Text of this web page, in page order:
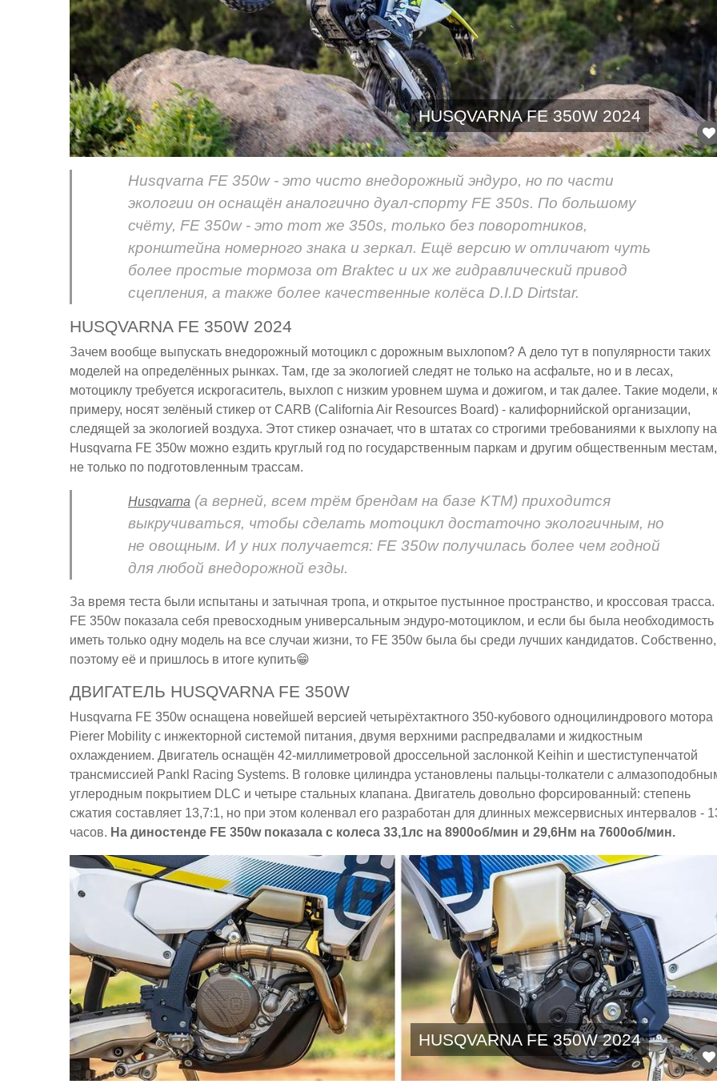
HUSQVARNA FE 350W 2024
Husqvarna FE 350w - это чисто внедорожный эндуро, но по части
экологии он оснащён аналогично дуал-спорту FE 350s. По большому
счёту, FE 350w - это тот же 350s, только без поворотников,
кронштейна номерного знака и зеркал. Ещё версию w отличают чуть
более простые тормоза от Braktec и их же гидравлический привод
сцепления, а также более качественные колёса D.I.D Dirtstar.
HUSQVARNA FE 350W 2024
Зачем вообще выпускать внедорожный мотоцикл с дорожным выхлопом? А дело тут в популярности таких
моделей на определённых рынках. Там, где за экологией следят не только на асфальте, но и в лесах,
мотоциклу требуется искрогаситель, выхлоп с низким уровнем шума и дожигом, и так далее. Такие модели, к
примеру, носят зелёный стикер от CARB (California Air Resources Board) - калифорнийской организации,
следящей за экологией воздуха. Этот стикер означает, что в штатах со строгими требованиями к выхлопу на
Husqvarna FE 350w можно ездить круглый год по государственным паркам и другим общественным
не только по подготовленным трассам.
Husqvarna (а верней, всем трём брендам на базе KTM) приходится
выкручиваться, чтобы сделать мотоцикл достаточно экологичным, но
не овощным. И у них получается: FE 350w получилась более чем годной
для любой внедорожной езды.
За время теста были испытаны и затычная тропа, и открытое пустынное пространство, и кроссовая трасса.
FE 350w показала себя превосходным универсальным эндуро-мотоциклом, и если бы была необходимость
иметь только одну модель на все случаи жизни, то FE 350w была бы среди лучших кандидатов. Собственно,
поэтому её и пришлось в итоге купить😁
ДВИГАТЕЛЬ HUSQVARNA FE 350W
Husqvarna FE 350w оснащена новейшей версией четырёхтактного 350-кубового одноцилиндрового мотора
Pierer Mobility с инжекторной системой питания, двумя верхними распредвалами и жидкостным
охлаждением. Двигатель оснащён 42-миллиметровой дроссельной заслонкой Keihin и шестиступенчатой
трансмиссией Pankl Racing Systems. В головке цилиндра установлены пальцы-толкатели с
углеродным покрытием DLC и четыре стальных клапана. Двигатель довольно форсированный: степень
сжатия составляет 13,7:1, но при этом коленвал его разработан для длинных межсервисных интервалов -
часов. На диностенде FE 350w показала с колеса 33,1лс на 8900об/мин и 29,6Нм на 7600об/мин.
HUSQVARNA FE 350W 2024